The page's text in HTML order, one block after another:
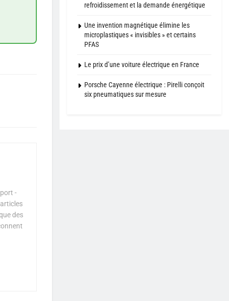
-
des
refroidissement et la demande énergétique
Une invention magnétique élimine les
microplastiques « invisibles » et certains
PFAS
Le prix d’une voiture électrique en France
Porsche Cayenne électrique : Pirelli conçoit
six pneumatiques sur mesure